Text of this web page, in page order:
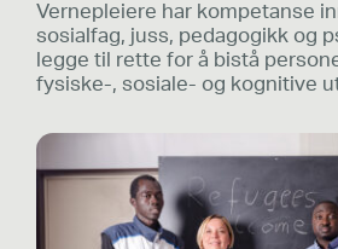
Vernepleiere har kompetanse
sosialfag, juss, pedagogikk og
legge til rette for å bistå
fysiske-, sosiale- og kognitive